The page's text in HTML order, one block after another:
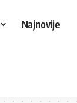
Najnovije